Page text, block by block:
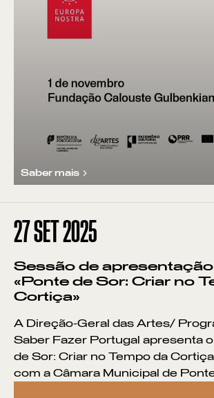
Saber mais
27SET 2025
Sessão de
«Ponte de Sor: Criar no
Cortiça»
A Direção-Geral das Artes/
Saber Fazer Portugal apresenta
de Sor: Criar no Tempo da
com a Câmara Municipal de